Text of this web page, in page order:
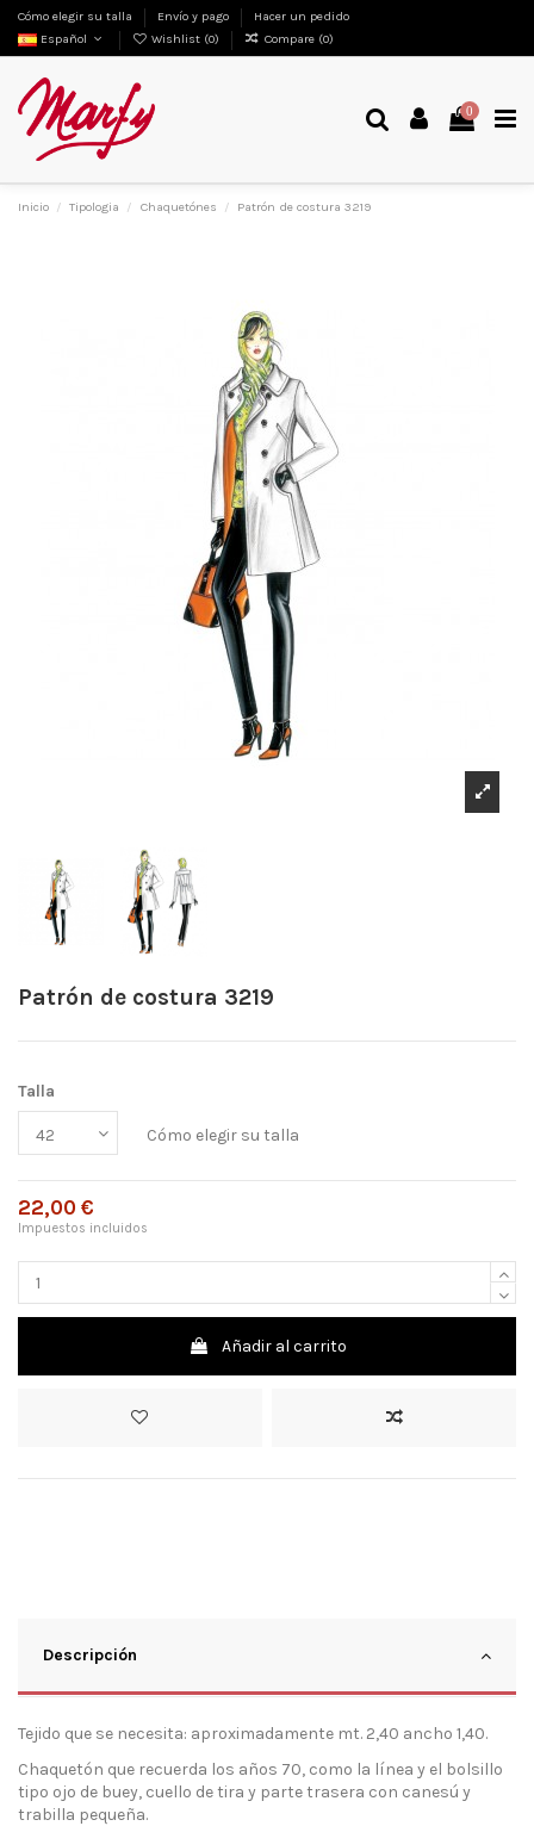
Cómo elegir su talla Envío y pago
Hacer un pedido
Español
Wishlist (0) Compare (0)
0
Inicio Tipologia Chaquetónes Patrón de costura 3219
Patrón de costura 3219
Talla
Cómo elegir su talla
22,00 €
Impuestos incluidos
Añadir al carrito
Descripción
Tejido que se necesita: aproximadamente mt. 2,40 ancho 1,40.
Chaquetón que recuerda los años 70, como la línea y el bolsillo
tipo ojo de buey, cuello de tira y parte trasera con canesú y
trabilla pequeña.